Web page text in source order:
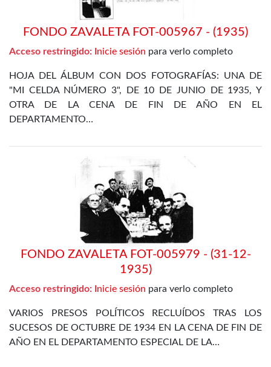
FONDO ZAVALETA FOT-005967 - (1935)
Acceso restringido: Inicie sesión para verlo completo
HOJA DEL ÁLBUM CON DOS FOTOGRAFÍAS: UNA DE
"MI CELDA NÚMERO 3", DE 10 DE JUNIO DE 1935, Y
OTRA DE LA CENA DE FIN DE AÑO EN EL
DEPARTAMENTO…
FONDO ZAVALETA FOT-005979 - (31-12-
1935)
Acceso restringido: Inicie sesión para verlo completo
VARIOS PRESOS POLÍTICOS RECLUÍDOS TRAS LOS
SUCESOS DE OCTUBRE DE 1934 EN LA CENA DE FIN DE
AÑO EN EL DEPARTAMENTO ESPECIAL DE LA…